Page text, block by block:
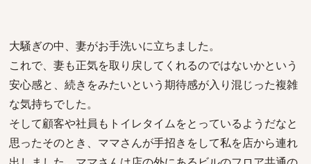
大騒ぎの中、妻がお手洗いに立ちました。
これで、妻も正気を取り戻してくれるのではないかという
安心感と、続きをみたいという期待感が入り混じった複雑
な気持ちでした。
そして顧客や社員もトイレタイムをとっているようだなと
思ったそのとき、ママさんが手招きをして私を店から連れ